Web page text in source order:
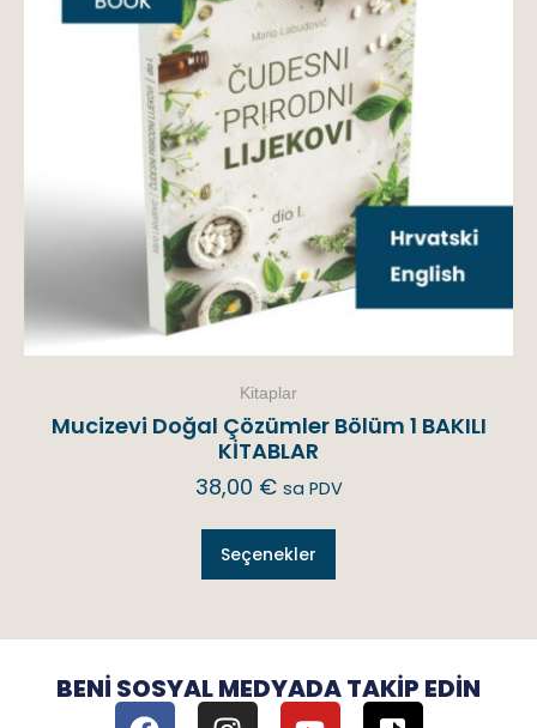
Kitaplar
Mucizevi Doğal Çözümler Bölüm 1 BAKILI
KİTABLAR
38,00 € sa PDV
Seçenekler
BENI SOSYAL MEDYADA TAKIP EDIN